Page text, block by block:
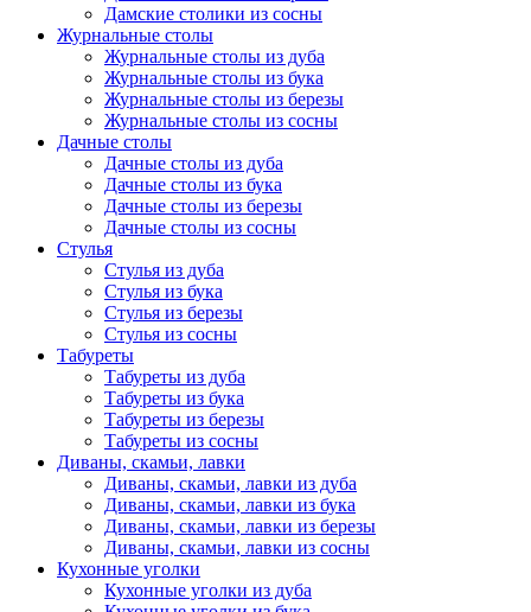
Дамские столики из сосны
Журнальные столы
Журнальные столы из дуба
Журнальные столы из бука
Журнальные столы из березы
Журнальные столы из сосны
Дачные столы
Дачные столы из дуба
Дачные столы из бука
Дачные столы из березы
Дачные столы из сосны
Стулья
Стулья из дуба
Стулья из бука
Стулья из березы
Стулья из сосны
Табуреты
Табуреты из дуба
Табуреты из бука
Табуреты из березы
Табуреты из сосны
Диваны, скамьи, лавки
Диваны, скамьи, лавки из дуба
Диваны, скамьи, лавки из бука
Диваны, скамьи, лавки из березы
Диваны, скамьи, лавки из сосны
Кухонные уголки
Кухонные уголки из дуба